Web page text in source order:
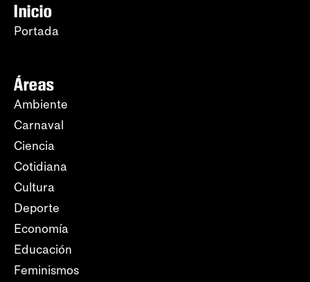
Inicio
Portada
Áreas
Ambiente
Carnaval
Ciencia
Cotidiana
Cultura
Deporte
Economía
Educación
Feminismos